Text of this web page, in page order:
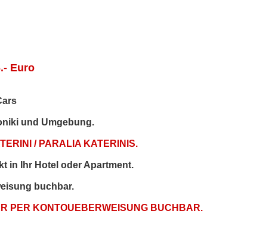
Euro
und Umgebung.
/ PARALIA KATERINIS.
in Ihr Hotel oder Apartment.
buchbar.
PER KONTOUEBERWEISUNG BUCHBAR.